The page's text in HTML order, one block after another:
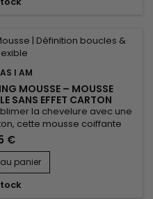
AS I AM
MOUSSE – MOUSSE
SANS EFFET CARTON
la chevelure avec une
cette mousse coiffante
pour les cheveux bouclés,
contrôle les frisottis et
et brillantes. Enrichie en
Saw Palmetto, huile...
€
panier